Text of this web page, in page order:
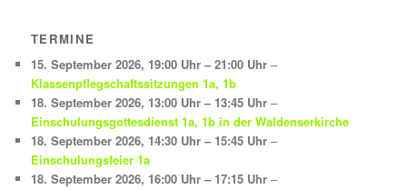
TERMINE
15. September 2026, 19:00 Uhr – 21:00 Uhr –
Klassenpflegschaftssitzungen 1a, 1b
18. September 2026, 13:00 Uhr – 13:45 Uhr –
Einschulungsgottesdienst 1a, 1b in der Waldenserkirche
18. September 2026, 14:30 Uhr – 15:45 Uhr –
Einschulungsfeier 1a
18. September 2026, 16:00 Uhr – 17:15 Uhr –